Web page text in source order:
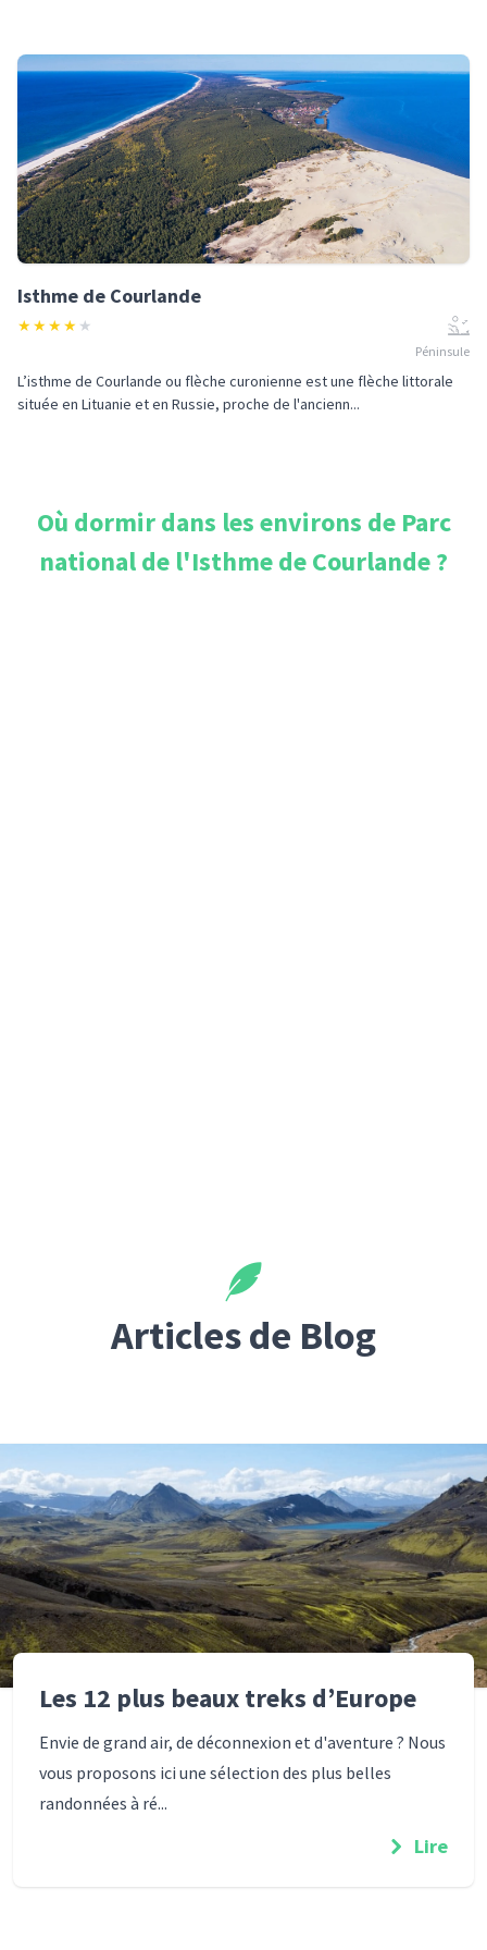
Isthme de Courlande
★★★★ ★
Péninsule
L’isthme de Courlande ou flèche curonienne est une flèche littorale
située en Lituanie et en Russie, proche de l'ancienn...
Où dormir dans les environs de Parc
national de l'Isthme de Courlande?
Articles de Blog
Les 12 plus beaux treks d’Europe
Envie de grand air, de déconnexion et d'aventure ? Nous
vous proposons ici une sélection des plus belles
randonnées à ré...
Lire